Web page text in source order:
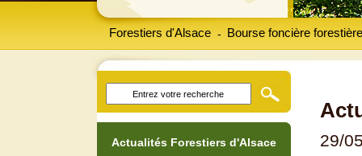
Forestiers d'Alsace Bourse foncière forestière
-
29/
Actualités Forestiers d'Alsace